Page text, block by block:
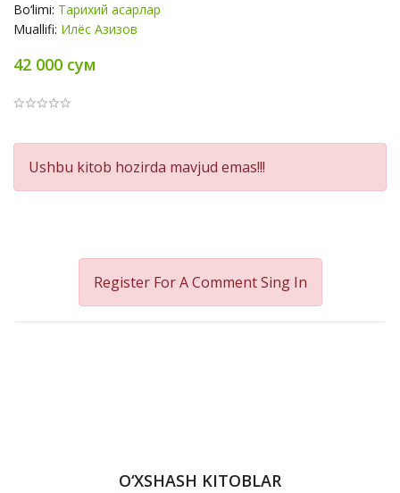
Bo‘limi: Тарихий асарлар
Muallifi: Илёс Азизов
42 000 сум
Product
Summery
Ushbu kitob hozirda mavjud emas!!!
Register For A CommentSing In
O‘XSHASH KITOBLAR